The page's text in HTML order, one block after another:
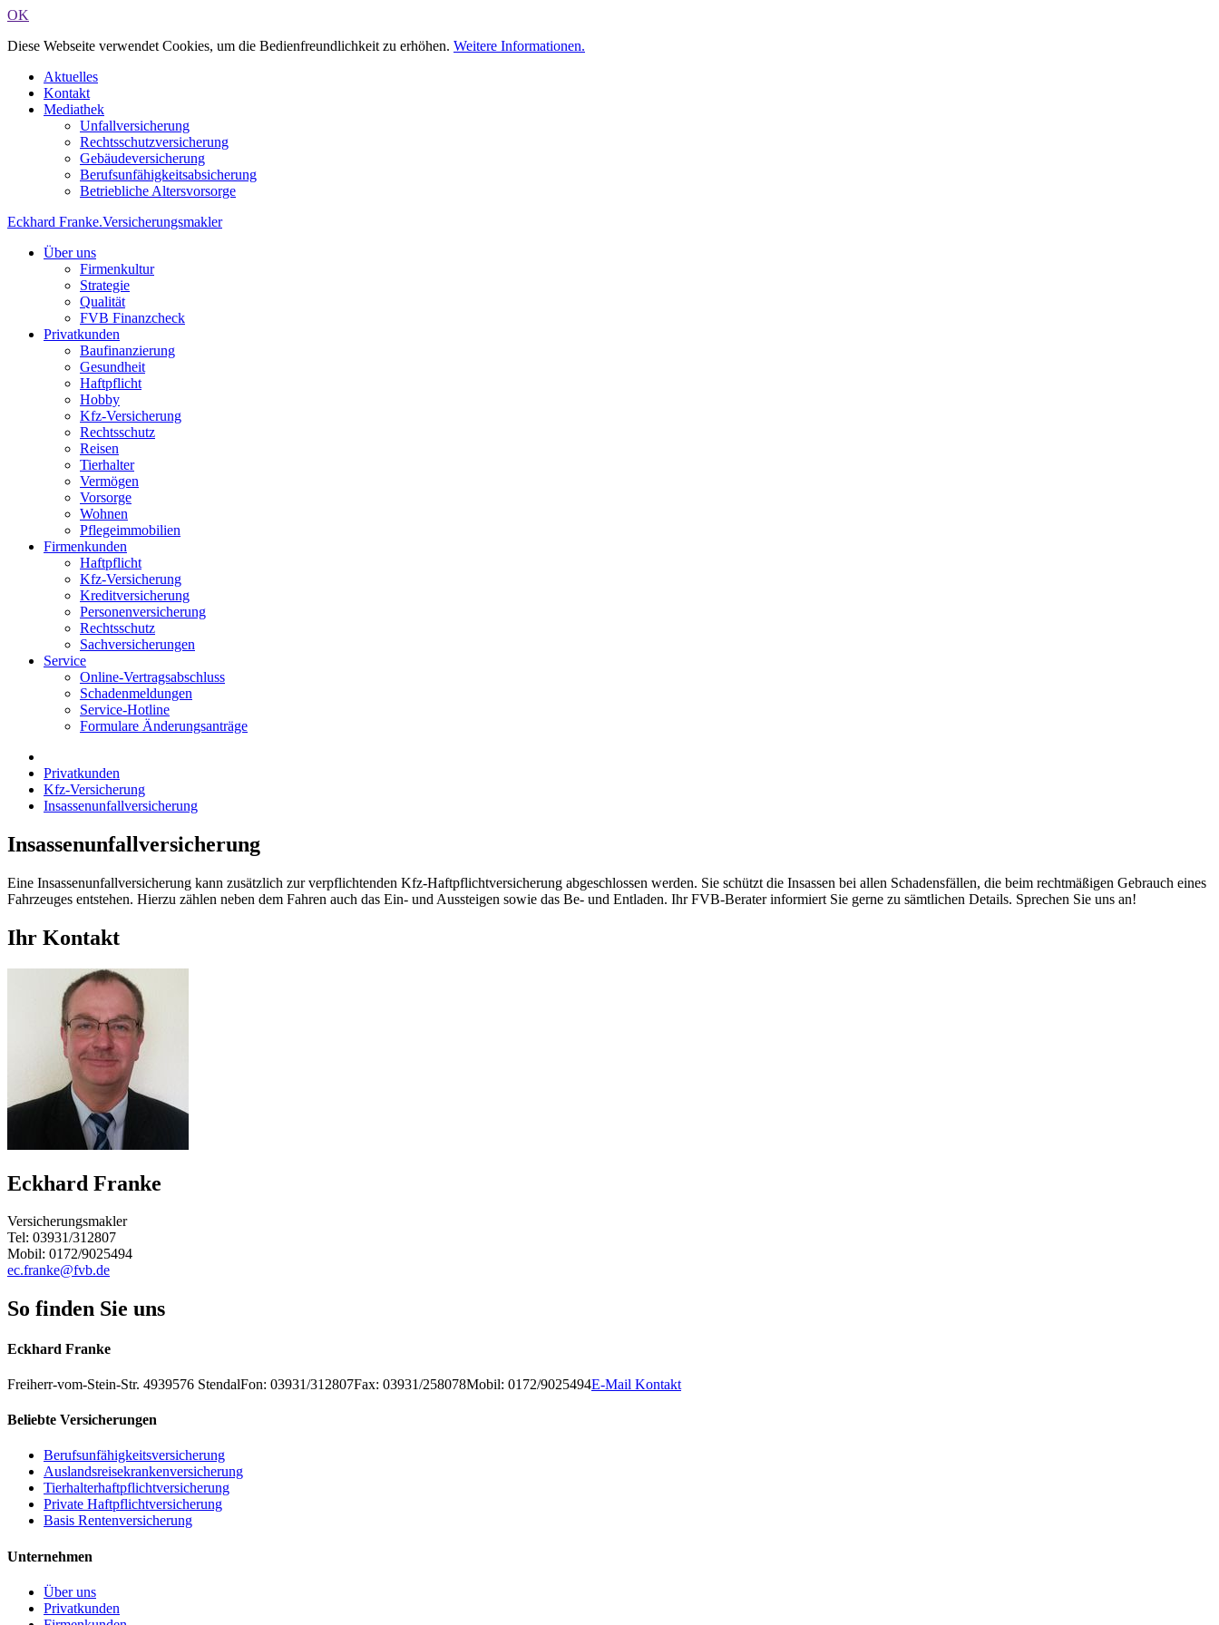
OK
Diese Webseite verwendet Cookies, um die Bedienfreundlichkeit zu erhöhen. Weitere Informationen.
Aktuelles
Kontakt
Mediathek
Unfallversicherung
Rechtsschutzversicherung
Gebäudeversicherung
Berufsunfähigkeitsabsicherung
Betriebliche Altersvorsorge
Eckhard Franke.Versicherungsmakler
Über uns
Firmenkultur
Strategie
Qualität
FVB Finanzcheck
Privatkunden
Baufinanzierung
Gesundheit
Haftpflicht
Hobby
Kfz-Versicherung
Rechtsschutz
Reisen
Tierhalter
Vermögen
Vorsorge
Wohnen
Pflegeimmobilien
Firmenkunden
Haftpflicht
Kfz-Versicherung
Kreditversicherung
Personenversicherung
Rechtsschutz
Sachversicherungen
Service
Online-Vertragsabschluss
Schadenmeldungen
Service-Hotline
Formulare Änderungsanträge
Privatkunden
Kfz-Versicherung
Insassenunfallversicherung
Insassenunfallversicherung
Eine Insassenunfallversicherung kann zusätzlich zur verpflichtenden Kfz-Haftpflichtversicherung abgeschlossen werden. Sie schützt die Insassen bei allen Schadensfällen, die beim rechtmäßigen Gebrauch eines
Fahrzeuges entstehen. Hierzu zählen neben dem Fahren auch das Ein- und Aussteigen sowie das Be- und Entladen. Ihr FVB-Berater informiert Sie gerne zu sämtlichen Details. Sprechen Sie uns an!
Ihr Kontakt
Eckhard Franke
Versicherungsmakler
Tel: 03931/312807
Mobil: 0172/9025494
ec.franke@fvb.de
So finden Sie uns
Eckhard Franke
Freiherr-vom-Stein-Str. 4939576 StendalFon: 03931/312807Fax: 03931/258078Mobil: 0172/9025494E-Mail Kontakt
Beliebte Versicherungen
Berufsunfähigkeitsversicherung
Auslandsreisekrankenversicherung
Tierhalterhaftpflichtversicherung
Private Haftpflichtversicherung
Basis Rentenversicherung
Unternehmen
Über uns
Privatkunden